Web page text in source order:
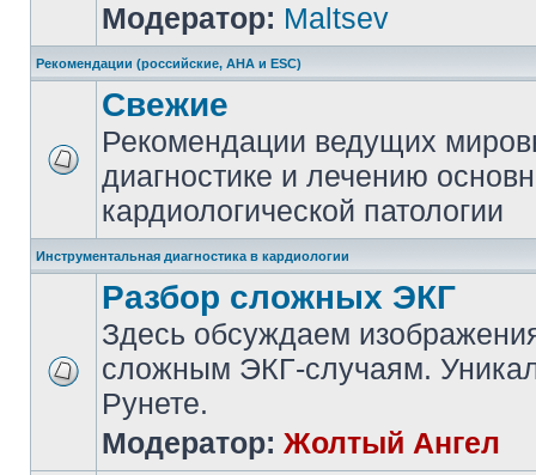
Модератор: Maltsev
Рекомендации (российские, AHA и ESC)
Свежие
Рекомендации ведущих
диагностике и лечению
кардиологической патологии
Инструментальная диагностика в кардиологии
Разбор сложных ЭКГ
Здесь обсуждаем
сложным ЭКГ-случаям.
Рунете.
Модератор: Жолтый Ангел